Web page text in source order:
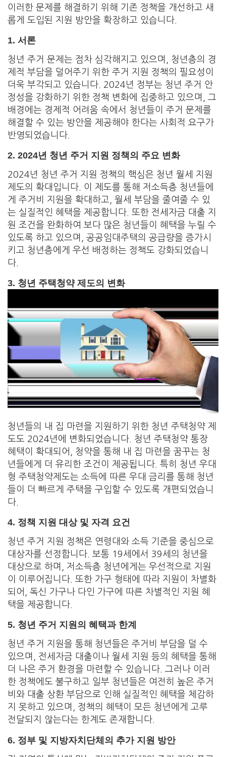
이러한 문제를 해결하기 위해 기존 정책을 개선하고 새
롭게 도입된 지원 방안을 확장하고 있습니다.
1. 서론
청년 주거 문제는 점차 심각해지고 있으며, 청년층의 경
제적 부담을 덜어주기 위한 주거 지원 정책의 필요성이
더욱 부각되고 있습니다. 2024년 정부는 청년 주거 안
정성을 강화하기 위한 정책 변화에 집중하고 있으며, 그
배경에는 경제적 어려움 속에서 청년들이 주거 문제를
해결할 수 있는 방안을 제공해야 한다는 사회적 요구가
반영되었습니다.
2. 2024년 청년 주거 지원 정책의 주요 변화
2024년 청년 주거 지원 정책의 핵심은 청년 월세 지원
제도의 확대입니다. 이 제도를 통해 저소득층 청년들에
게 주거비 지원을 확대하고, 월세 부담을 줄여줄 수 있
는 실질적인 혜택을 제공합니다. 또한 전세자금 대출 지
원 조건을 완화하여 보다 많은 청년들이 혜택을 누릴 수
있도록 하고 있으며, 공공임대주택의 공급량을 증가시
키고 청년층에게 우선 배정하는 정책도 강화되었습니
다.
3. 청년 주택청약 제도의 변화
청년들의 내 집 마련을 지원하기 위한 청년 주택청약 제
도도 2024년에 변화되었습니다. 청년 주택청약 통장
혜택이 확대되어, 청약을 통해 내 집 마련을 꿈꾸는 청
년들에게 더 유리한 조건이 제공됩니다. 특히 청년 우대
형 주택청약제도는 소득에 따른 우대 금리를 통해 청년
들이 더 빠르게 주택을 구입할 수 있도록 개편되었습니
다.
4. 정책 지원 대상 및 자격 요건
청년 주거 지원 정책은 연령대와 소득 기준을 중심으로
대상자를 선정합니다. 보통 19세에서 39세의 청년을
대상으로 하며, 저소득층 청년에게는 우선적으로 지원
이 이루어집니다. 또한 가구 형태에 따라 지원이 차별화
되어, 독신 가구나 다인 가구에 따른 차별적인 지원 혜
택을 제공합니다.
5. 청년 주거 지원의 혜택과 한계
청년 주거 지원을 통해 청년들은 주거비 부담을 덜 수
있으며, 전세자금 대출이나 월세 지원 등의 혜택을 통해
더 나은 주거 환경을 마련할 수 있습니다. 그러나 이러
한 정책에도 불구하고 일부 청년들은 여전히 높은 주거
비와 대출 상환 부담으로 인해 실질적인 혜택을 체감하
지 못하고 있으며, 정책의 혜택이 모든 청년에게 고루
전달되지 않는다는 한계도 존재합니다.
6. 정부 및 지방자치단체의 추가 지원 방안